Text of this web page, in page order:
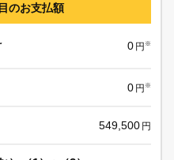
のお支払額
0 円 ※
0 円 ※
549,500 円